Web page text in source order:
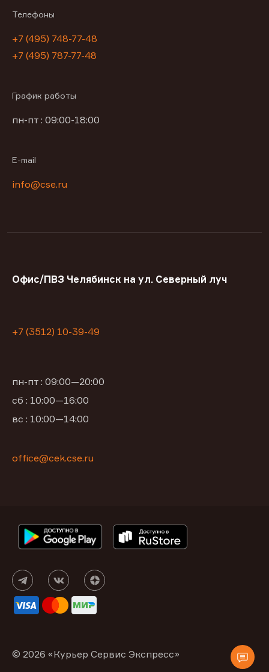
Телефоны
+7 (495) 748-77-48
+7 (495) 787-77-48
График работы
пн-пт : 09:00-18:00
E-mail
info@cse.ru
Офис/ПВЗ Челябинск на ул. Северный луч
+7 (3512) 10-39-49
пн-пт : 09:00—20:00
сб : 10:00—16:00
вс : 10:00—14:00
office@cek.cse.ru
© 2026 «Курьер Сервис Экспресс»